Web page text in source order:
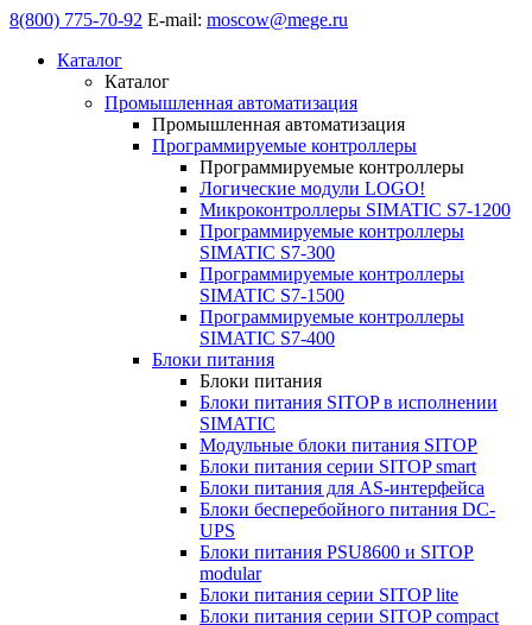
8(800) 775-70-92 E-mail: moscow@mege.ru
Каталог
Каталог
Промышленная автоматизация
Промышленная автоматизация
Программируемые контроллеры
Программируемые контроллеры
Логические модули LOGO!
Микроконтроллеры SIMATIC S7-1200
Программируемые контроллеры
SIMATIC S7-300
Программируемые контроллеры
SIMATIC S7-1500
Программируемые контроллеры
SIMATIC S7-400
Блоки питания
Блоки питания
Блоки питания SITOP в исполнении
SIMATIC
Модульные блоки питания SITOP
Блоки питания серии SITOP smart
Блоки питания для AS-интерфейса
Блоки бесперебойного питания DC-
UPS
Блоки питания PSU8600 и SITOP
modular
Блоки питания серии SITOP lite
Блоки питания серии SITOP compact